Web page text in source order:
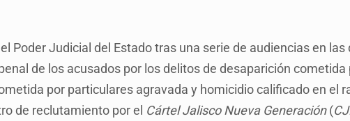
Poder Judicial del Estado tras una serie de audiencias en las
de los acusados por los delitos de desaparición cometida
por particulares agravada y homicidio calificado en el
de reclutamiento por el Cártel Jalisco Nueva Generación(